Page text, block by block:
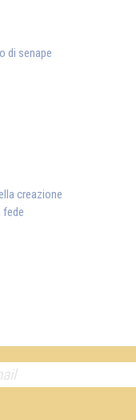
di senape
creazione
fede